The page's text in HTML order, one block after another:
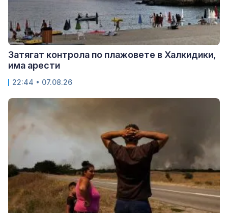
Затягат контрола по плажовете в Халкидики,
има арести
22:44 • 07.08.26